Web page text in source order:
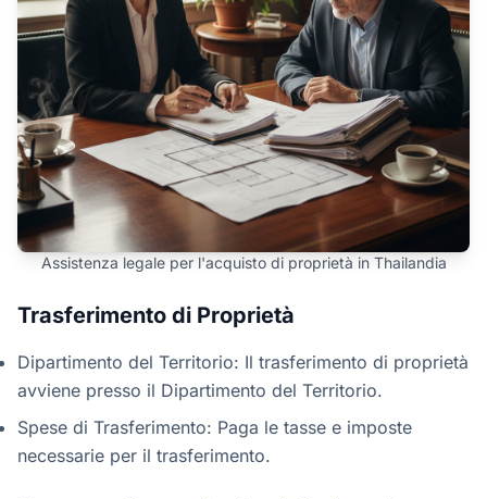
Assistenza legale per l'acquisto di proprietà in Thailandia
Trasferimento di Proprietà
Dipartimento del Territorio: Il trasferimento di proprietà
avviene presso il Dipartimento del Territorio.
Spese di Trasferimento: Paga le tasse e imposte
necessarie per il trasferimento.